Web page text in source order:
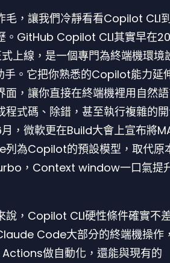
毛，讓我們冷靜看看Copilot CLI
。GitHub Copilot CLI其實早在
上線，是一個專門為終端機環境
手。它把你熟悉的Copilot能力延
面，讓你直接在終端機裡用自然
程式碼、除錯，甚至執行複雜的
，微軟更在Build大會上宣布將
列為Copilot的預設模型，取代原
，Context window一口氣提
說，Copilot CLI硬性條件確實不
Code大部分的終端機操作
做自動化，還能與現有的